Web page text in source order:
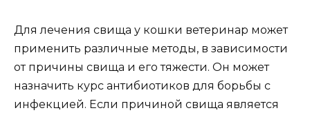
Для лечения свища у кошки ветеринар может
применить различные методы, в зависимости
от причины свища и его тяжести. Он может
назначить курс антибиотиков для борьбы с
инфекцией. Если причиной свища является